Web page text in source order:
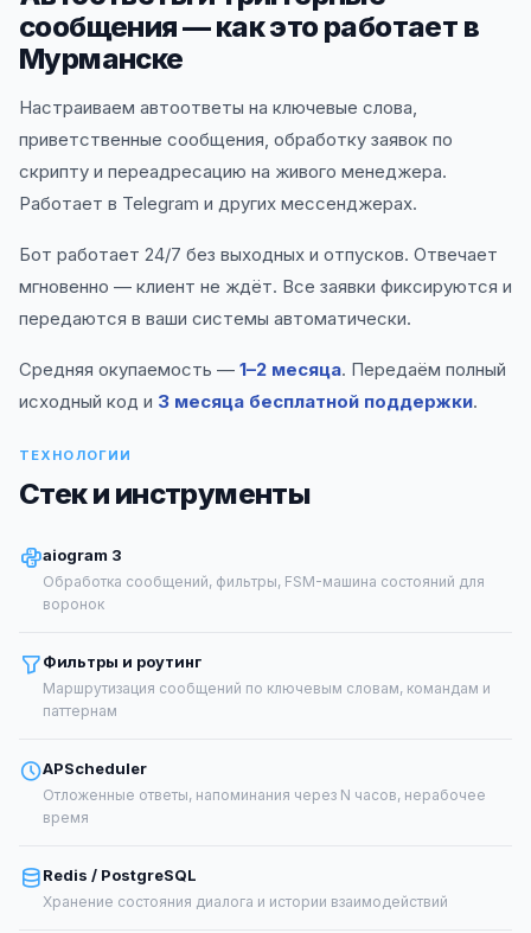
сообщения — как это работает в
Мурманске
Настраиваем автоответы на ключевые слова,
приветственные сообщения, обработку заявок по
скрипту и переадресацию на живого менеджера.
Работает в Telegram и других мессенджерах.
Бот работает 24/7 без выходных и отпусков. Отвечает
мгновенно — клиент не ждёт. Все заявки фиксируются и
передаются в ваши системы автоматически.
Средняя окупаемость — 1–2 месяца. Передаём полный
исходный код и 3 месяца бесплатной поддержки.
ТЕХНОЛОГИИ
Стек и инструменты
aiogram 3
Обработка сообщений, фильтры, FSM-машина состояний для
воронок
Фильтры и роутинг
Маршрутизация сообщений по ключевым словам, командам и
паттернам
APScheduler
Отложенные ответы, напоминания через N часов, нерабочее
время
Redis / PostgreSQL
Хранение состояния диалога и истории взаимодействий